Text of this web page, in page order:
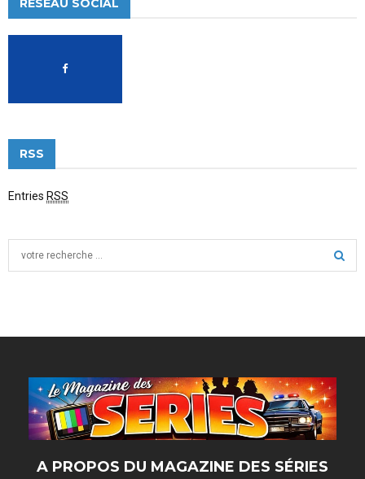
RÉSEAU SOCIAL
RSS
Entries RSS
C
A PROPOS DU MAGAZINE DES SÉRIES